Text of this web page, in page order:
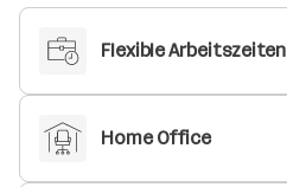
Flexible Arbeitszeiten
Home Office